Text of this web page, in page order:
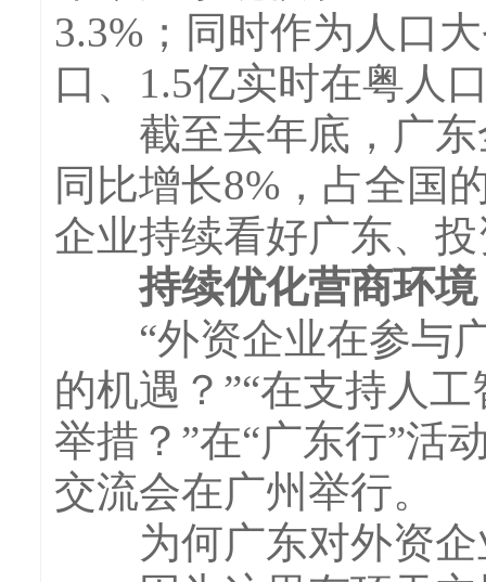
3.3%；同时作为人口
口、1.5亿实时在粤人
截至去年底，广东
同比增长8%，占全国
企业持续看好广东、
持续优化营商环境
“外资企业在参与广
的机遇？”“在支持人
举措？”在“广东行”活
交流会在广州举行。
为何广东对外资企